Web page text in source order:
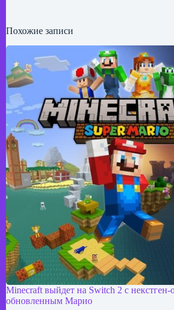
Похожие записи
Minecraft выйдет на Switch 2 с
обновленным Марио